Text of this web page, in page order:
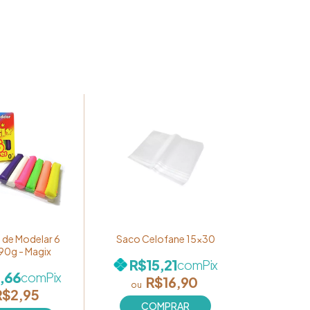
de Modelar 6
- Magix
comPix
Saco Celofane 15x30
R$16,90
R$15,21comPix